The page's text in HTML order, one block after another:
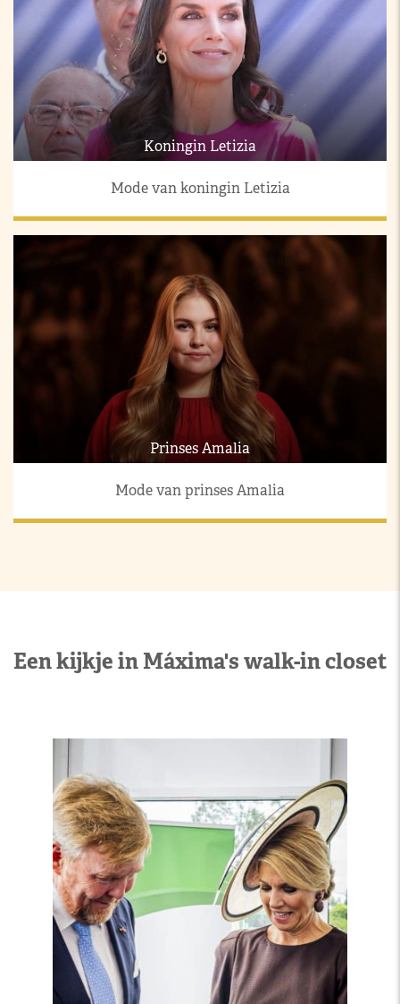
Koningin Letizia
Mode van koningin Letizia
Prinses Amalia
Mode van prinses Amalia
Een kijkje in Máxima's walk-in closet